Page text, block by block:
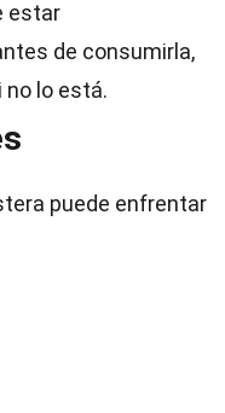
estar
de consumirla,
no lo está.
puede enfrentar